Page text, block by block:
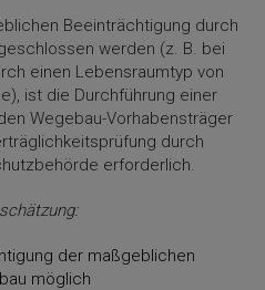
Beeinträchtigung durch
werden (z. B. bei
einen Lebensraumtyp von
ist die Durchführung einer
Wegebau-Vorhabensträger
durch
erforderlich.
der maßgeblichen
möglich